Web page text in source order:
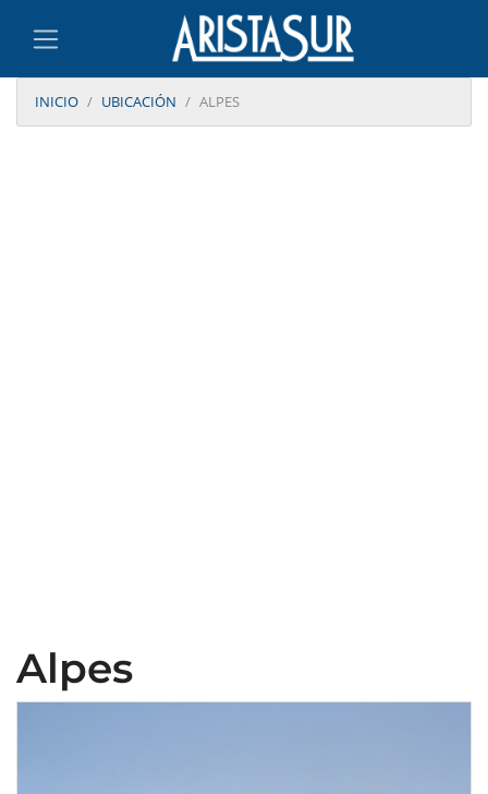
INICIO UBICACIÓN ALPES
Alpes